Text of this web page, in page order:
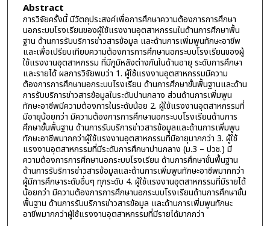
Abstract
การวิจัยครั้งนี้ มีวัตถุประสงค์เพื่อการศึกษาความต้องการการศึกษา
นอกระบบโรงเรียนของผู้ใช้แรงงานอุตสาหกรรมในด้านการศึกษาพื้น
ฐาน ด้านการรับบริการข่าวสารข้อมูล และด้านการเพิ่มพูนทักษะอาชีพ
และเพื่อเปรียบเทียบความต้องการการศึกษานอกระบบโรงเรียนของผู้
ใช้แรงงานอุตสาหกรรม ที่มีภูมิหลังต่างกันในด้านอายุ ระดับการศึกษา
และรายได้ ผลการวิจัยพบว่า 1. ผู้ใช้แรงงานอุตสาหกรรมมีความ
ต้องการการศึกษานอกระบบโรงเรียน ด้านการศึกษาขั้นพื้นฐานและด้าน
การรับบริการข่าวสารข้อมูลในระดับปานกลาง ส่วนด้านการเพิ่มพูน
ทักษะอาชีพมีความต้องการในระดับน้อย 2. ผู้ใช้แรงงานอุตสาหกรรมที่
มีอายุน้อยกว่า มีความต้องการการศึกษานอกระบบโรงเรียนด้านการ
ศึกษาขั้นพื้นฐาน ด้านการรับบริการข่าวสารข้อมูลและด้านการเพิ่มพูน
ทักษะอาชีพมากกว่าผู้ใช้แรงงานอุตสาหกรรมที่มีอายุมากกว่า 3. ผู้ใช้
แรงงานอุตสาหกรรมที่มีระดับการศึกษาปานกลาง (ม.3 – ปวช.) มี
ความต้องการการศึกษานอกระบบโรงเรียน ด้านการศึกษาขั้นพื้นฐาน
ด้านการรับริการข่าวสารข้อมูลและด้านการเพิ่มพูนทักษะอาชีพมากกว่า
ผู้มีการศึกษาระดับอื่นๆ ทุกระดับ 4. ผู้ใช้แรงงานอุตสาหกรรมที่มีรายได้
น้อยกว่า มีความต้องการการศึกษานอกระบบโรงเรียนด้านการศึกษาขั้น
พื้นฐาน ด้านการรับบริการข่าวสารข้อมูล และด้านการเพิ่มพูนทักษะ
อาชีพมากกว่าผู้ใช้แรงงานอุตสาหกรรมที่มีรายได้มากกว่า